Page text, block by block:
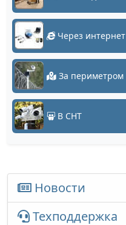
Через интернет
За периметром
В СНТ
Новости
Техподдержка